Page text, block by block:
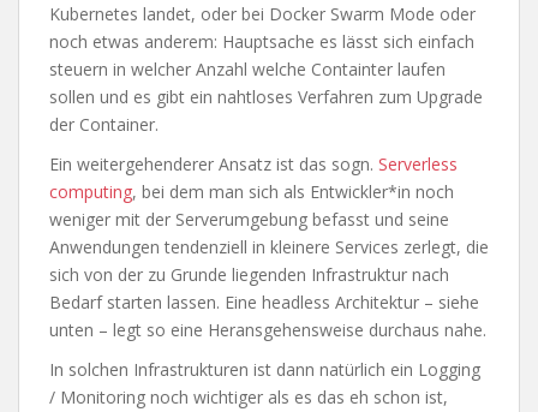
Kubernetes landet, oder bei Docker Swarm Mode oder
noch etwas anderem: Hauptsache es lässt sich einfach
steuern in welcher Anzahl welche Containter laufen
sollen und es gibt ein nahtloses Verfahren zum Upgrade
der Container.
Ein weitergehenderer Ansatz ist das sogn. Serverless
computing, bei dem man sich als Entwickler*in noch
weniger mit der Serverumgebung befasst und seine
Anwendungen tendenziell in kleinere Services zerlegt, die
sich von der zu Grunde liegenden Infrastruktur nach
Bedarf starten lassen. Eine headless Architektur – siehe
unten – legt so eine Heransgehensweise durchaus nahe.
In solchen Infrastrukturen ist dann natürlich ein Logging
/ Monitoring noch wichtiger als es das eh schon ist,